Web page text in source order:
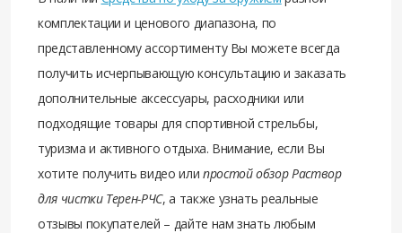
комплектации и ценового диапазона, по
представленному ассортименту Вы можете всегда
получить исчерпывающую консультацию и заказать
дополнительные аксессуары, расходники или
подходящие товары для спортивной стрельбы,
туризма и активного отдыха. Внимание, если Вы
хотите получить видео или простой обзор Раствор
для чистки Терен-РЧС, а также узнать реальные
отзывы покупателей – дайте нам знать любым